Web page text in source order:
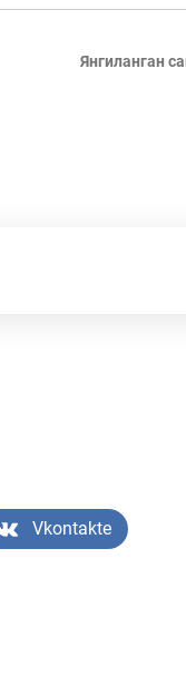
Янгиланган
Vkontakte